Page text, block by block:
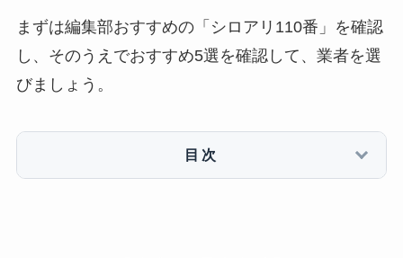
まずは編集部おすすめの「シロアリ110番」を確認
し、そのうえでおすすめ5選を確認して、業者を選
びましょう。
目次